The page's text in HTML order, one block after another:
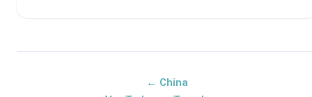
← China